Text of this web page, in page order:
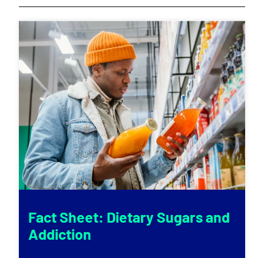
Fact Sheet: Dietary Sugars and
Addiction